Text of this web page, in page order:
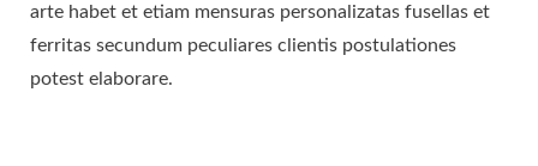
arte habet et etiam mensuras personalizatas fusellas et
ferritas secundum peculiares clientis postulationes
potest elaborare.